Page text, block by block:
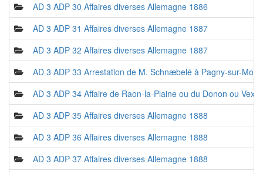
AD 3 ADP 30 Affaires diverses Allemagne 1886
AD 3 ADP 31 Affaires diverses Allemagne 1887
AD 3 ADP 32 Affaires diverses Allemagne 1887
AD 3 ADP 33 Arrestation de M. Schnæbelé à Pagny-sur-
AD 3 ADP 34 Affaire de Raon-la-Plaine ou du Donon ou
AD 3 ADP 35 Affaires diverses Allemagne 1888
AD 3 ADP 36 Affaires diverses Allemagne 1888
AD 3 ADP 37 Affaires diverses Allemagne 1888